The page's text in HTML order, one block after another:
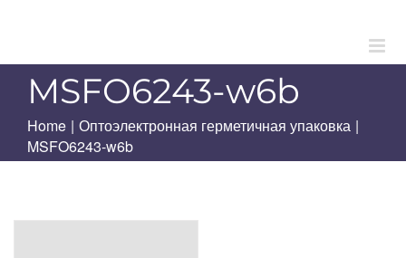
MSFO6243-w6b
Home | Оптоэлектронная герметичная упаковка |
MSFO6243-w6b